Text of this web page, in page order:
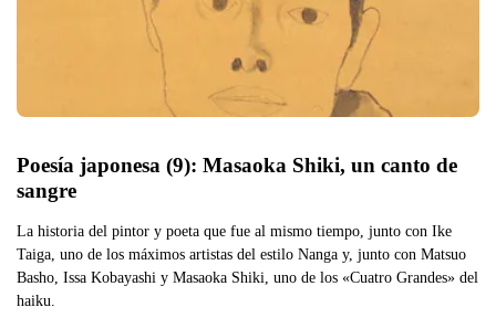
Poesía japonesa (9): Masaoka Shiki, un canto de
sangre
La historia del pintor y poeta que fue al mismo tiempo, junto con Ike
Taiga, uno de los máximos artistas del estilo Nanga y, junto con Matsuo
Basho, Issa Kobayashi y Masaoka Shiki, uno de los «Cuatro Grandes» del
haiku.